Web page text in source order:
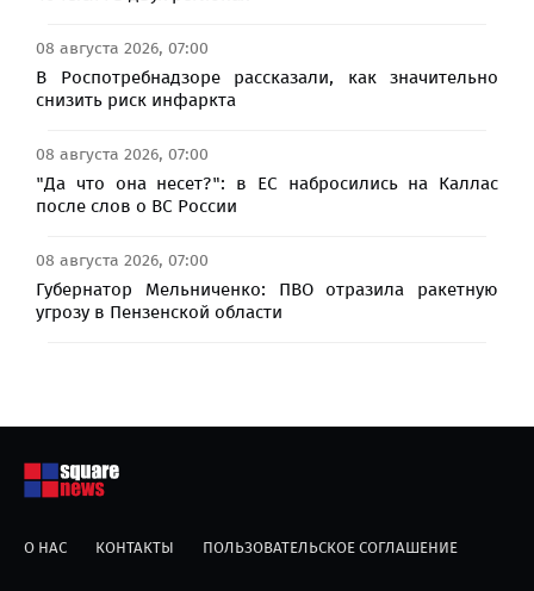
08 августа 2026, 07:00
В Роспотребнадзоре рассказали, как значительно
снизить риск инфаркта
08 августа 2026, 07:00
"Да что она несет?": в ЕС набросились на Каллас
после слов о ВС России
08 августа 2026, 07:00
Губернатор Мельниченко: ПВО отразила ракетную
угрозу в Пензенской области
О НАС КОНТАКТЫ ПОЛЬЗОВАТЕЛЬСКОЕ СОГЛАШЕНИЕ